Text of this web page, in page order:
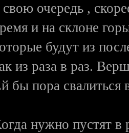
свою очередь ,
и на склоне
будут из
из раза в раз.
бы пора свалиться
нужно пустят